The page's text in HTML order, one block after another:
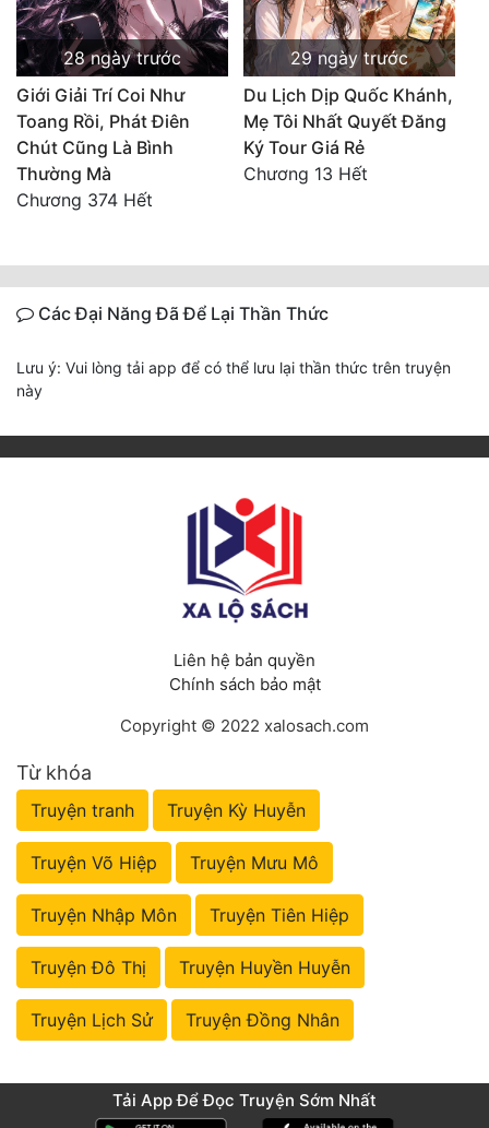
28 ngày trước
Giới Giải Trí Coi Như
Toang Rồi, Phát Điên
Chút Cũng Là Bình
Thường Mà
Chương 374 Hết
29 ngày trước
Du Lịch Dịp Quốc Khánh,
Mẹ Tôi Nhất Quyết Đăng
Ký Tour Giá Rẻ
Chương 13 Hết
Các Đại Năng Đã Để Lại Thần Thức
Lưu ý: Vui lòng tải app để có thể lưu lại thần thức trên truyện
này
Liên hệ bản quyền
Chính sách bảo mật
Copyright © 2022 xalosach.com
Từ khóa
Truyện tranh Truyện Kỳ Huyễn
Truyện Võ Hiệp Truyện Mưu Mô
Truyện Nhập Môn Truyện Tiên Hiệp
Truyện Đô Thị Truyện Huyền Huyễn
Truyện Lịch Sử Truyện Đồng Nhân
Tải App Để Đọc Truyện Sớm Nhất